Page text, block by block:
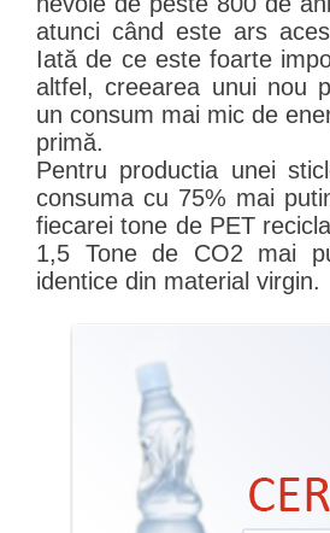
atunci când este ars
Iată de ce este foarte
altfel, creearea unui nou
un consum mai mic de
primă.
Pentru productia unei
consuma cu 75% mai
fiecarei tone de PET
1,5 Tone de CO2 mai
identice din material virgin.